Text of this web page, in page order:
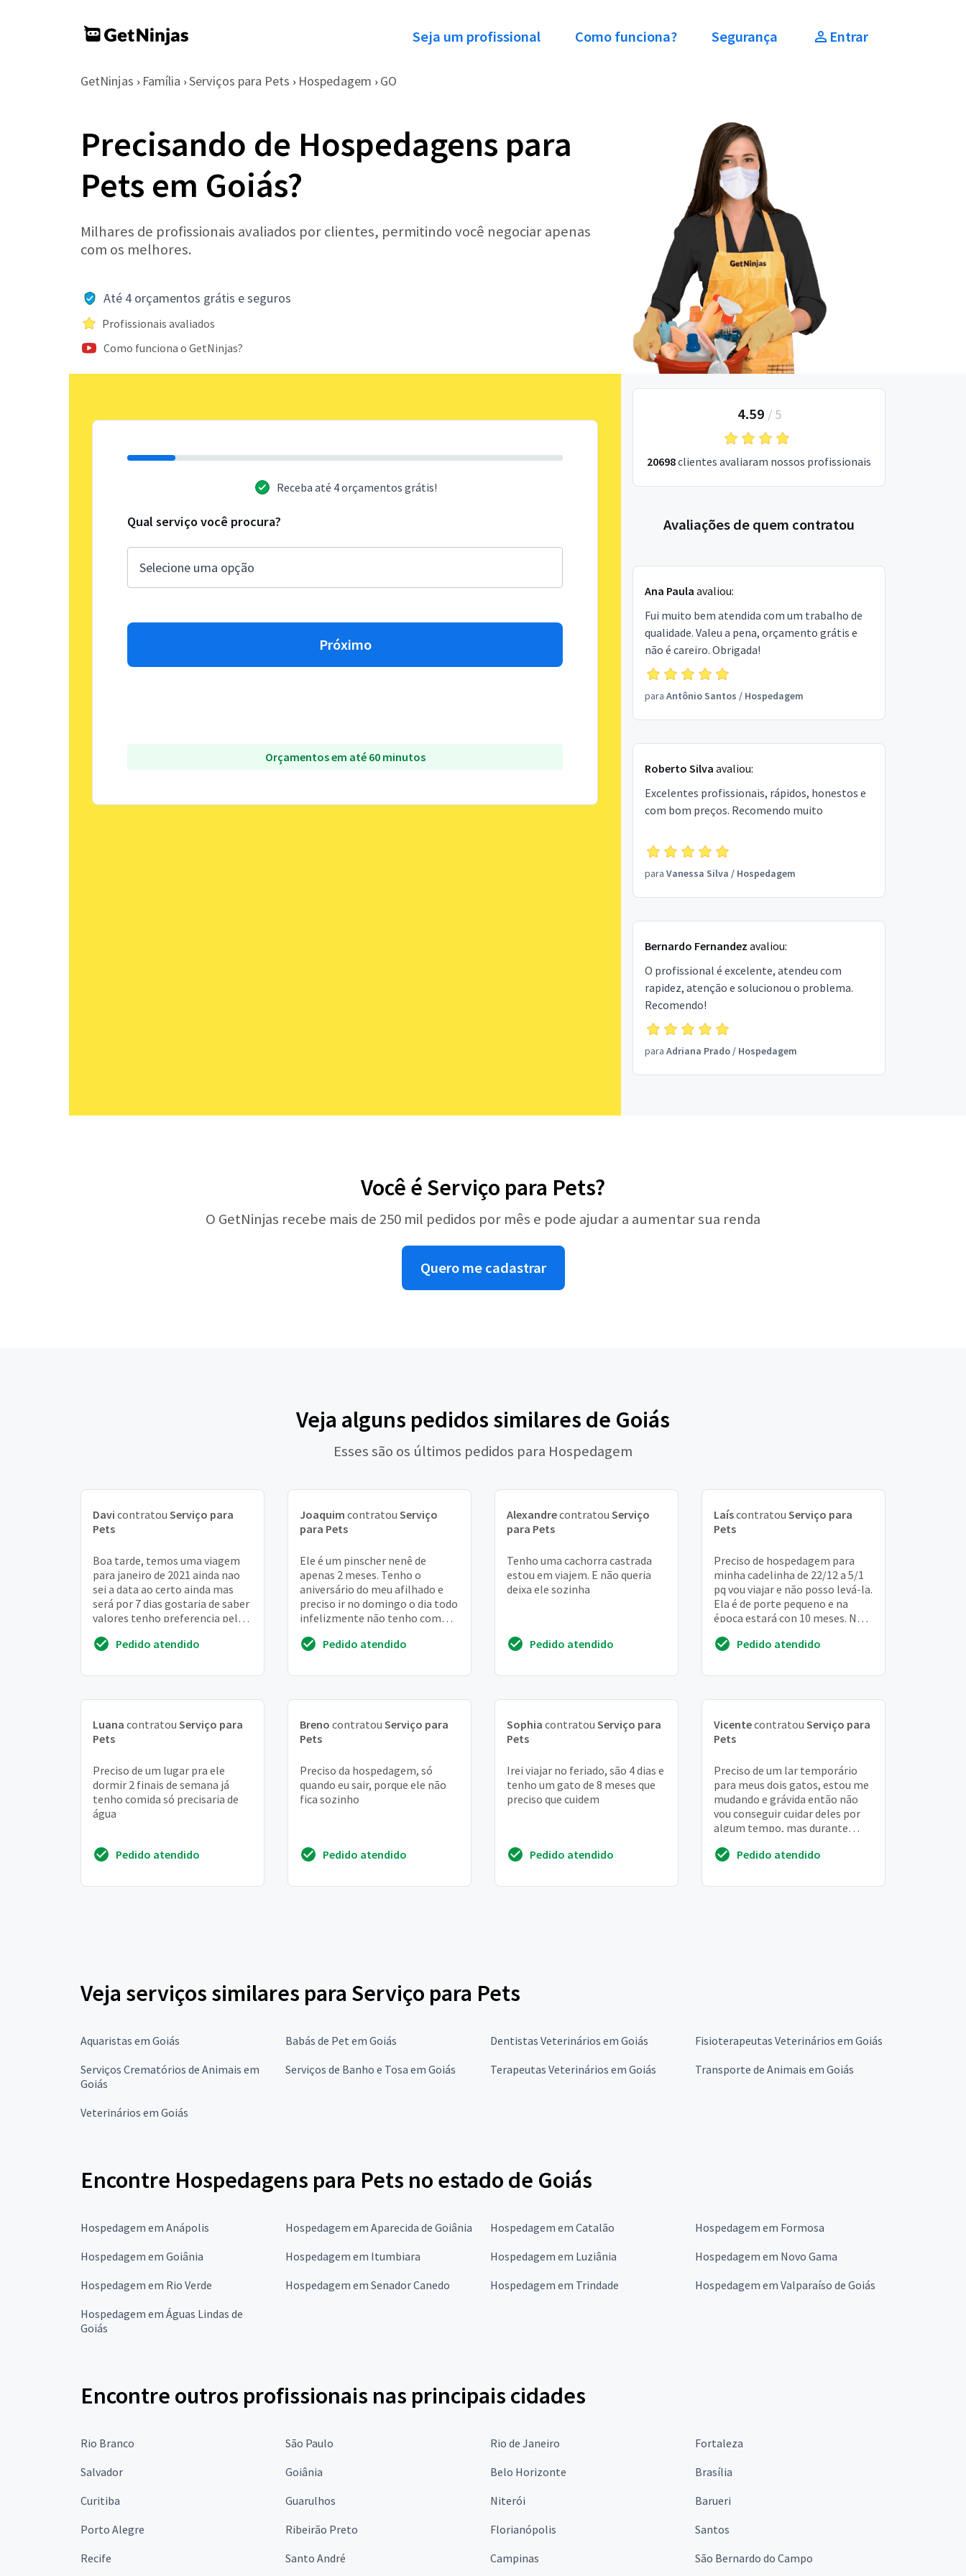
Seja um profissional Como funciona? Segurança Entrar
GetNinjas › Família › Serviços para Pets › Hospedagem › GO
Precisando de Hospedagens para
Pets em Goiás?
Milhares de profissionais avaliados por clientes, permitindo você negociar apenas
com os melhores.
Até 4 orçamentos grátis e seguros
Profissionais avaliados
Como funciona o GetNinjas?
Receba até 4 orçamentos grátis!
Qual serviço você procura?
Próximo
Orçamentos em até 60 minutos
4.59 / 5
20698clientes avaliaram nossos profissionais
Avaliações de quem contratou
Ana Paula avaliou:
Fui muito bem atendida com um trabalho de
qualidade. Valeu a pena, orçamento grátis e
não é careiro. Obrigada!
para Antônio Santos / Hospedagem
Roberto Silva avaliou:
Excelentes profissionais, rápidos, honestos e
com bom preços. Recomendo muito
para Vanessa Silva / Hospedagem
Bernardo Fernandez avaliou:
O profissional é excelente, atendeu com
rapidez, atenção e solucionou o problema.
Recomendo!
para Adriana Prado/ Hospedagem
Você é Serviço para Pets?
O GetNinjas recebe mais de 250 mil pedidos por mês e pode ajudar a aumentar sua renda
Quero me cadastrar
Veja alguns pedidos similares de Goiás
Esses são os últimos pedidos para Hospedagem
Davi contratou Serviço para
Pets
Boa tarde, temos uma viagem
para janeiro de 2021 ainda nao
sei a data ao certo ainda mas
será por 7 dias gostaria de saber
valores tenho preferencia pela
-...
Pedido atendido
Joaquim contratou Serviço
para Pets
Ele é um pinscher nenê de
apenas 2 meses. Tenho o
aniversário do meu afilhado e
preciso ir no domingo o dia todo
infelizmente não tenho com
lo elePedido atendido
Alexandrecontratou Serviço
para Pets
Tenho uma cachorra castrada
estou em viajem. E não queria
deixa ele sozinha
Pedido atendido
Laíscontratou Serviço para
Pets
Preciso de hospedagem para
minha cadelinha de 22/12 a 5/1
pq vou viajar e não posso levá-la.
Ela é de porte pequeno e na
época estará con 10 meses. Não
Pedido atendido
Luana contratou Serviço para
Pets
Preciso de um lugar pra ele
dormir 2 finais de semana já
tenho comida só precisaria de
água
Pedido atendido
Breno contratou Serviço para
Pets
Preciso da hospedagem, só
quando eu sair, porque ele não
fica sozinho
Pedido atendido
Sophia contratou Serviço para
Pets
Irei viajar no feriado, são 4 dias e
tenho um gato de 8 meses que
preciso que cuidem
Pedido atendido
Vicentecontratou Serviço para
Pets
Preciso de um lar temporário
para meus dois gatos, estou me
mudando e grávida então não
vou conseguir cuidar deles por
algum tempo, mas durante
arcar com t...
Pedido atendido
Veja serviços similares para Serviço para Pets
Aquaristas em Goiás Babás de Pet em Goiás Dentistas Veterinários em Goiás
Fisioterapeutas Veterinários em Goiás
Serviços Crematórios de Animais em
Goiás
Serviços de Banho e Tosa em Goiás Terapeutas Veterinários em Goiás Transporte de Animais em Goiás
Veterinários em Goiás
Encontre Hospedagens para Pets no estado de Goiás
Hospedagem em Anápolis Hospedagem em Aparecida de Goiânia Hospedagem em Catalão
Hospedagem em Formosa
Hospedagem em Goiânia
Hospedagem em Itumbiara Hospedagem em Luziânia
Hospedagem em Novo Gama
Hospedagem em Rio Verde
Hospedagem em Senador Canedo Hospedagem em Trindade
Hospedagem em Valparaíso de Goiás
Hospedagem em Águas Lindas de
Goiás
Encontre outros profissionais nas principais cidades
Rio Branco São Paulo Rio de Janeiro
Fortaleza
Salvador
Goiânia Belo Horizonte
Brasília
Curitiba
Guarulhos Niterói
Barueri
Porto Alegre
Ribeirão Preto Florianópolis
Santos
Recife
Santo André Campinas São Bernardo do Campo